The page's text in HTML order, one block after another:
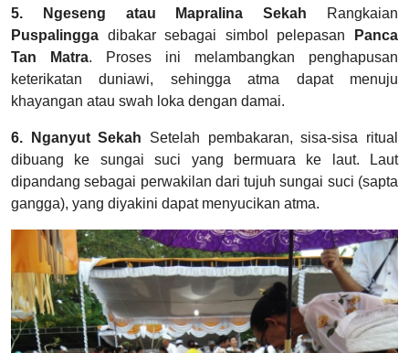
5. Ngeseng atau Mapralina Sekah Rangkaian
Puspalingga dibakar sebagai simbol pelepasan
Panca
Tan Matra. Proses ini melambangkan penghapusan
keterikatan duniawi, sehingga atma dapat menuju
khayangan atau swah loka dengan damai.
6. Nganyut Sekah Setelah pembakaran, sisa-sisa ritual
dibuang ke sungai suci yang bermuara ke laut. Laut
dipandang sebagai perwakilan dari tujuh sungai suci (sapta
gangga), yang diyakini dapat menyucikan atma.